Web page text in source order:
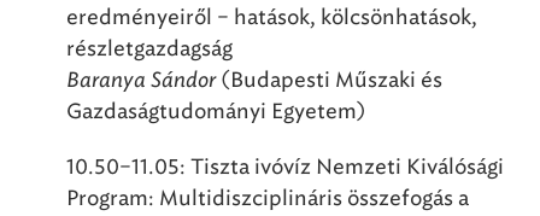
eredményeiről – hatások, kölcsönhatások,
részletgazdagság
Baranya Sándor(Budapesti Műszaki és
Gazdaságtudományi Egyetem)
10.50–11.05: Tiszta ivóvíz Nemzeti Kiválósági
Program: Multidiszciplináris összefogás a